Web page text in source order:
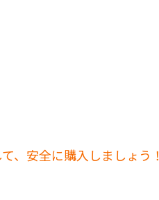
、安全に購入しましょう！